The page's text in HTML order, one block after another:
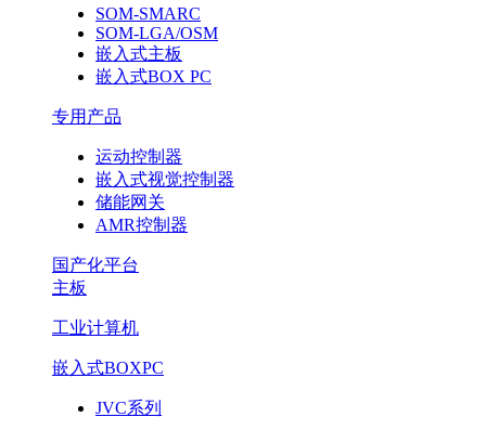
SOM-SMARC
SOM-LGA/OSM
嵌入式主板
嵌入式BOX PC
专用产品
运动控制器
嵌入式视觉控制器
储能网关
AMR控制器
国产化平台
主板
工业计算机
嵌入式BOXPC
JVC系列